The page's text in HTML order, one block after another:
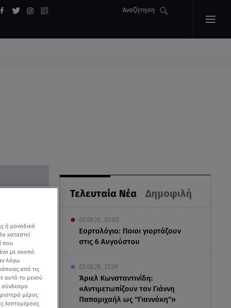
Αναζήτηση
Τελευταία Νέα Δημοφιλή
06.08.26 , 03:00
Εορτολόγιο: Ποιοι γιορτάζουν
στις 6 Αυγούστου
05.08.26 , 23:39
Άριελ Κωνσταντινίδη:
«Αντιμετωπίζουν τον Γιάννη
Παπαμιχαήλ ως "Γιαννάκη"»
ή μοναδικά
καταστεί
που
με σκοπό
λόγω
από τις
αυτό το μενού
σύνδεσμο
μέρος
λεπτομέρειες